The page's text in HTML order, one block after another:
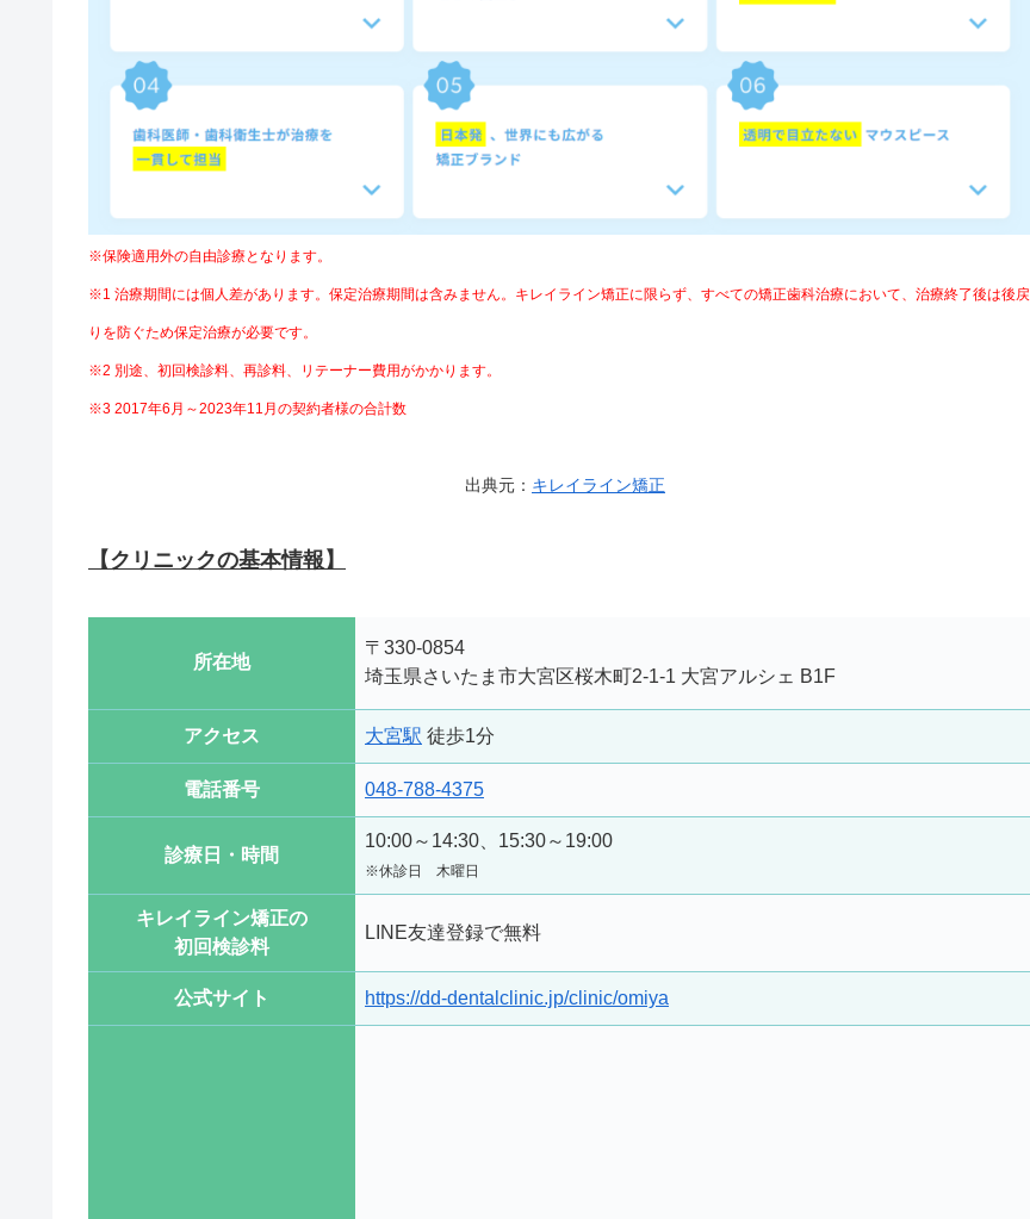
※保険適用外の自由診療となります。
※1 治療期間には個人差があります。保定治療期間は含みません。キレイライン矯正に限らず、すべての矯正歯科治療において、治療終了後は後戻
りを防ぐため保定治療が必要です。
※2 別途、初回検診料、再診料、リテーナー費⽤がかかります。
※3 2017年6月～2023年11月の契約者様の合計数
出典元： キレイライン矯正
【クリニックの基本情報】
所在地
〒330-0854
埼玉県さいたま市大宮区桜木町2-1-1 大宮アルシェ B1F
アクセス 大宮駅 徒歩1分
電話番号 048-788-4375
診療日・時間
10:00～14:30、15:30～19:00
※休診日 木曜日
キレイライン矯正の
初回検診料
LINE友達登録で無料
公式サイト https://dd-dentalclinic.jp/clinic/omiya